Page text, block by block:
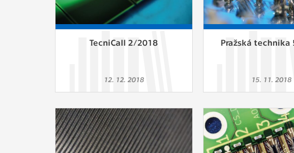
Využívané za účelem
Vašich preferencí.
analýzou uživatelského
zůstala prázdná a
TecniCall 2/2018
12. 12. 2018
Pražská technika
15. 11. 2018